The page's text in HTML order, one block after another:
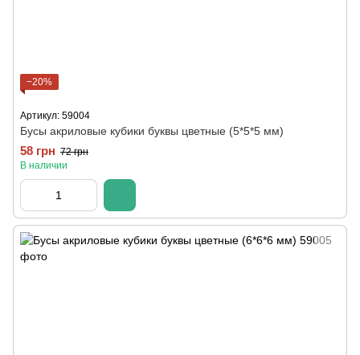
−20%
Артикул: 59004
Бусы акриловые кубики буквы цветные (5*5*5 мм)
58 грн 72 грн
В наличии